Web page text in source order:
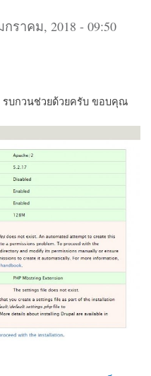
ราคม, 2018 - 09:50
รบกวนช่วยด้วยครับ ขอบคุณ